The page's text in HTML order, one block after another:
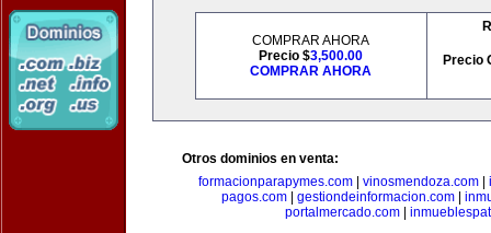
COMPRAR AHORA
Precio $3,500.00
COMPRAR AHORA
Precio
Otros dominios en venta:
formacionparapymes.com| vinosmendoza.com|
pagos.com| gestiondeinformacion.com|
portalmercado.com